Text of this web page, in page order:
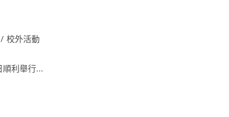
/ 校外活動
利舉行...